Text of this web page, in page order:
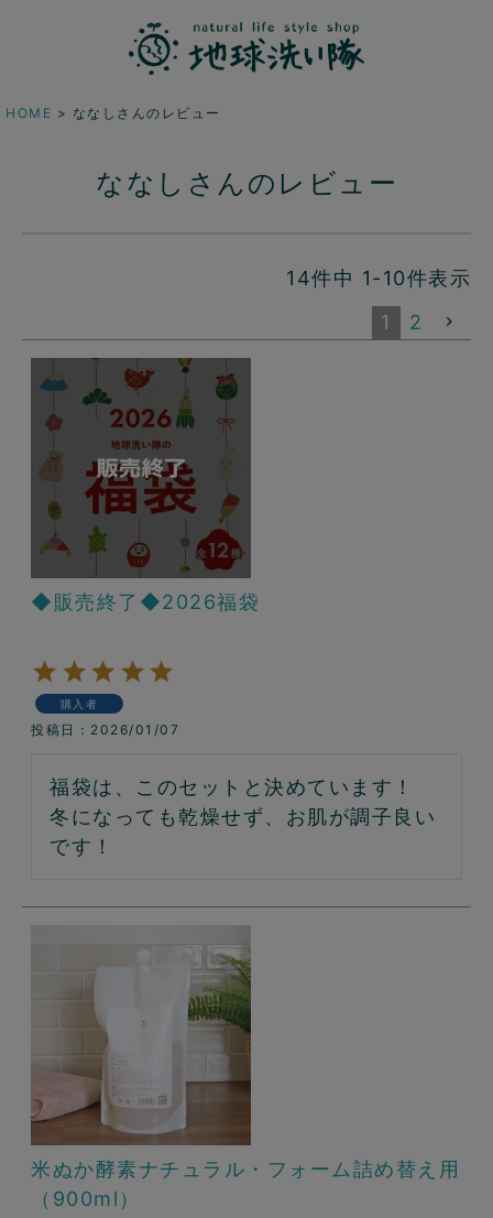
HOME ななしさんのレビュー
ななしさんのレビュー
14件中 1-10件表示
1
2
◆販売終了◆2026福袋
購入者
投稿日 2026/01/07
福袋は、このセットと決めています！
冬になっても乾燥せず、お肌が調子良い
です！
米ぬか酵素ナチュラル・フォーム詰め替え用
（900ml）